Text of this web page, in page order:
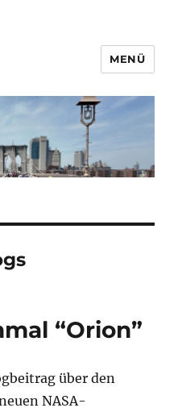
MENÜ
“Orion”
über den
NASA-